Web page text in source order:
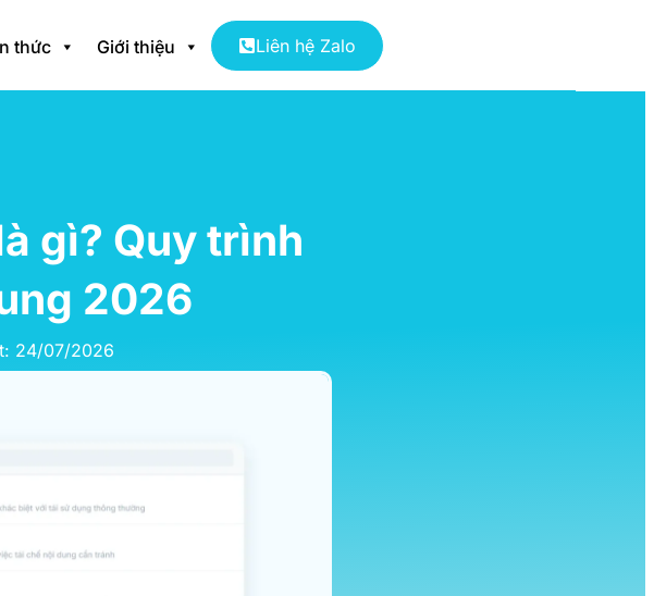
thức Giới thiệu Liên hệ Zalo
gì? Quy trình
2026
24/07/2026